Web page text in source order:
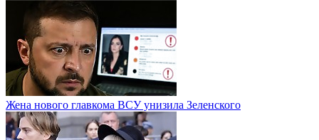
Жена нового главкома ВСУ унизила Зеленского